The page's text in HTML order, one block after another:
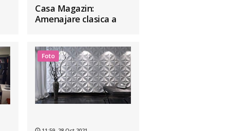
Casa Magazin:
Amenajare clasica a
Foto